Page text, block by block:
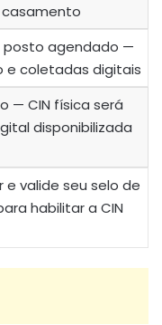
agendado —
e coletadas digitais
— CIN física será
disponibilizada
e valide seu selo de
habilitar a CIN